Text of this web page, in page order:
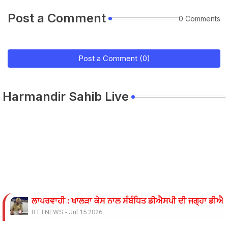
Post a Comment 0 Comments
Post a Comment (0)
Harmandir Sahib Live
ਓਪੀ ਜਿੰਦਲ ਗਲੋਬਲ ਯੂਨੀਵਰਸਿਟੀ ਦੇ ਵਾਈਸ ਚਾਂਸਲਰ ਨੇ ਪ੍ਰਸਿੱਧ
BTTNEWS - Jun 28 2026